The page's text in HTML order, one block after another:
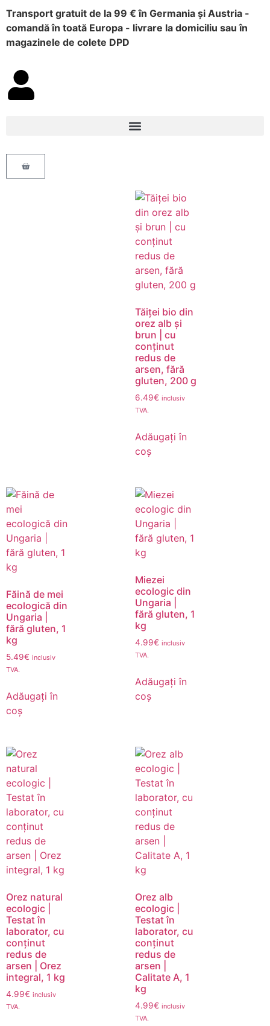
Transport gratuit de la 99 € în Germania și Austria -
comandă în toată Europa - livrare la domiciliu sau în
magazinele de colete DPD
Tăiței bio din
orez alb și
brun | cu
conținut
redus de
arsen, fără
gluten, 200 g
6.49€ inclusiv
TVA.
Adăugați în
coș
Făină de mei
ecologică din
Ungaria |
fără gluten, 1
kg
5.49€ inclusiv
TVA.
Adăugați în
coș
Miezei
ecologic din
Ungaria |
fără gluten, 1
kg
4.99€ inclusiv
TVA.
Adăugați în
coș
Orez natural
ecologic |
Testat în
laborator, cu
conținut
redus de
arsen | Orez
integral, 1 kg
4.99€ inclusiv
TVA.
Orez alb
ecologic |
Testat în
laborator, cu
conținut
redus de
arsen |
Calitate A, 1
kg
4.99€ inclusiv
TVA.